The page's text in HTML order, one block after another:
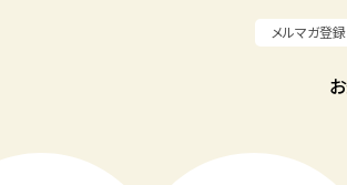
メルマガ登録